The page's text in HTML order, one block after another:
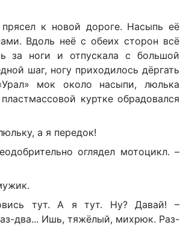
к новой дороге. Насыпь её
Вдоль неё с обеих сторон всё
за ноги и отпускала с большой
шаг, ногу приходилось дёргать
мок около насыпи, люлька
куртке обрадовался
а я передок!
оглядел мотоцикл. –
тут. А я тут. Ну? Давай! –
два... Ишь, тяжёлый, михрюк. Раз-